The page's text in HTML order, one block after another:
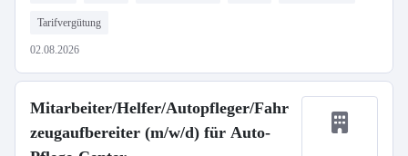
Tarifvergütung
02.08.2026
Mitarbeiter/Helfer/Autopfleger/Fahr
zeugaufbereiter (m/w/d) für Auto-